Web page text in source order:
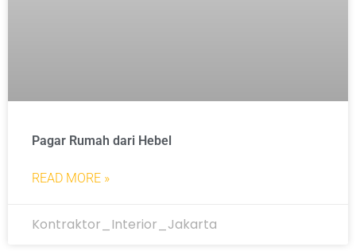
Pagar Rumah dari Hebel
READ MORE »
Kontraktor_Interior_Jakarta